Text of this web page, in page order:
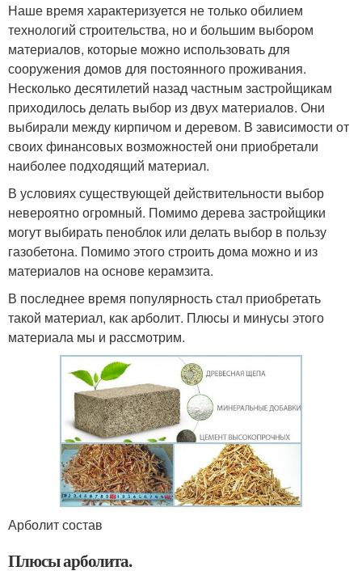
Наше время характеризуется не только обилием
технологий строительства, но и большим выбором
материалов, которые можно использовать для
сооружения домов для постоянного проживания.
Несколько десятилетий назад частным застройщикам
приходилось делать выбор из двух материалов. Они
выбирали между кирпичом и деревом. В зависимости от
своих финансовых возможностей они приобретали
наиболее подходящий материал.
В условиях существующей действительности выбор
невероятно огромный. Помимо дерева застройщики
могут выбирать пеноблок или делать выбор в пользу
газобетона. Помимо этого строить дома можно и из
материалов на основе керамзита.
В последнее время популярность стал приобретать
такой материал, как арболит. Плюсы и минусы этого
материала мы и рассмотрим.
Арболит состав
Плюсы арболита.